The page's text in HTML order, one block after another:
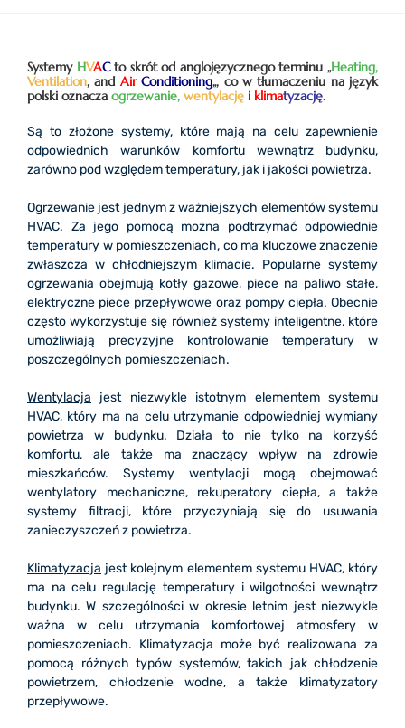
Systemy HVACto skrót od anglojęzycznego terminu „Heating,
Ventilation, and Air Conditioning„, co w tłumaczeniu na język
polski oznacza ogrzewanie, wentylację i klimatyzację.
Są to złożone systemy, które mają na celu zapewnienie
odpowiednich warunków komfortu wewnątrz budynku,
zarówno pod względem temperatury, jak i jakości powietrza.
Ogrzewanie jest jednym z ważniejszych elementów systemu
HVAC. Za jego pomocą można podtrzymać odpowiednie
temperatury w pomieszczeniach, co ma kluczowe znaczenie
zwłaszcza w chłodniejszym klimacie. Popularne systemy
ogrzewania obejmują kotły gazowe, piece na paliwo stałe,
elektryczne piece przepływowe oraz pompy ciepła. Obecnie
często wykorzystuje się również systemy inteligentne, które
umożliwiają precyzyjne kontrolowanie temperatury w
poszczególnych pomieszczeniach.
Wentylacja jest niezwykle istotnym elementem systemu
HVAC, który ma na celu utrzymanie odpowiedniej wymiany
powietrza w budynku. Działa to nie tylko na korzyść
komfortu, ale także ma znaczący wpływ na zdrowie
mieszkańców. Systemy wentylacji mogą obejmować
wentylatory mechaniczne, rekuperatory ciepła, a także
systemy filtracji, które przyczyniają się do usuwania
zanieczyszczeń z powietrza.
Klimatyzacja jest kolejnym elementem systemu HVAC, który
ma na celu regulację temperatury i wilgotności wewnątrz
budynku. W szczególności w okresie letnim jest niezwykle
ważna w celu utrzymania komfortowej atmosfery w
pomieszczeniach. Klimatyzacja może być realizowana za
pomocą różnych typów systemów, takich jak chłodzenie
powietrzem, chłodzenie wodne, a także klimatyzatory
przepływowe.